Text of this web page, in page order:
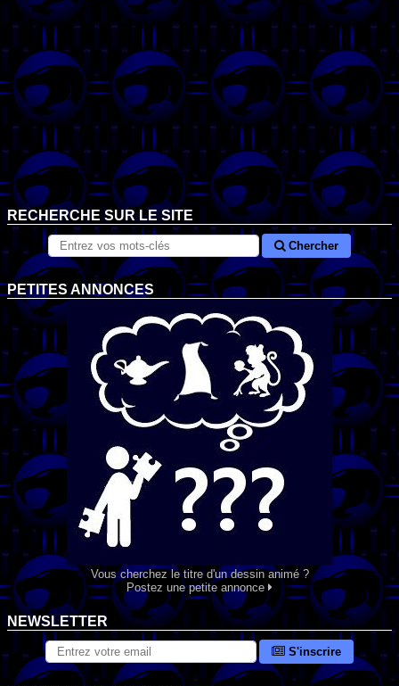
RECHERCHE SUR LE SITE
Chercher
PETITES ANNONCES
Vous cherchez le titre d'un dessin animé ?
Postez une petite annonce
NEWSLETTER
S'inscrire